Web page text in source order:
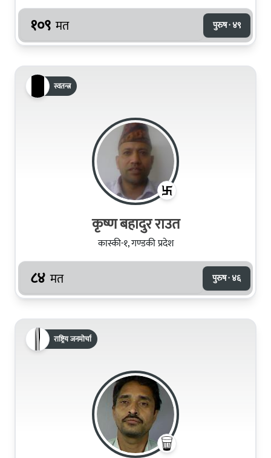
१०९ मत पुरुष · ४९
स्वतन्त्र
कृष्ण बहादुर राउत
कास्की-१, गण्डकी प्रदेश
८४ मत पुरुष · ४६
राष्ट्रिय जनमोर्चा